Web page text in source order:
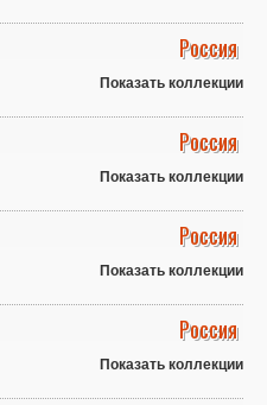
Россия
Показать коллекции
Россия
Показать коллекции
Россия
Показать коллекции
Россия
Показать коллекции